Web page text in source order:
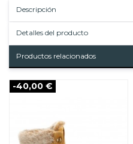
Descripción
Detalles del producto
Productos relacionados
-40,00 €